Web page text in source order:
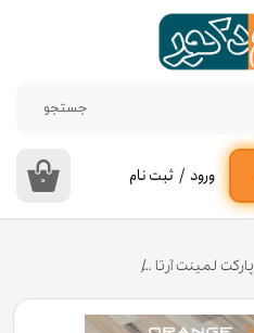
جستجو
۰ ورود / ثبت نام
پارکت لمینت آرتا